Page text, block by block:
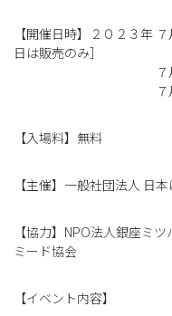
【開催日時】２０２３年
日は販売のみ］
７月２９日（
７月３０日（
【入場料】無料
【主催】一般社団法人 日
【協力】NPO法人銀座ミ
ミード協会
【イベント内容】